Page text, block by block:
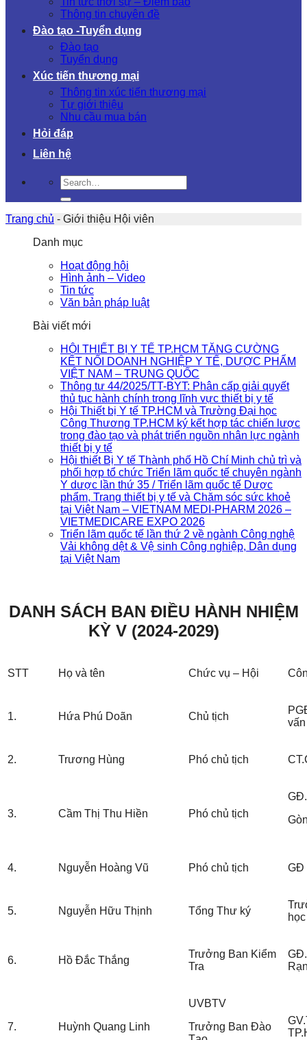
Thông tin chuyên đề
Đào tạo -Tuyển dụng
Đào tạo
Tuyển dụng
Xúc tiến thương mại
Thông tin xúc tiến thương mại
Tự giới thiệu
Nhu cầu mua bán
Hỏi đáp
Liên hệ
Trang chủ - Giới thiệu Hội viên
Danh mục
Hoạt động hội
Hình ảnh – Video
Tin tức
Văn bản pháp luật
Bài viết mới
HỘI THIẾT BỊ Y TẾ TP.HCM TĂNG CƯỜNG
KẾT NỐI DOANH NGHIỆP Y TẾ, DƯỢC PHẨM
VIỆT NAM – TRUNG QUỐC
Thông tư 44/2025/TT-BYT: Phân cấp giải quyết
thủ tục hành chính trong lĩnh vực thiết bị y tế
Hội Thiết bị Y tế TP.HCM và Trường Đại học
Công Thương TP.HCM ký kết hợp tác chiến lược
trong đào tạo và phát triển nguồn nhân lực ngành
thiết bị y tế
Hội thiết Bị Y tế Thành phố Hồ Chí Minh chủ trì và
phối hợp tổ chức Triển lãm quốc tế chuyên ngành
Y dược lần thứ 35 / Triển lãm quốc tế Dược
phẩm, Trang thiết bị y tế và Chăm sóc sức khoẻ
tại Việt Nam – VIETNAM MEDI-PHARM 2026 –
VIETMEDICARE EXPO 2026
Triển lãm quốc tế lần thứ 2 về ngành Công nghệ
Vải không dệt & Vệ sinh Công nghiệp, Dân dụng
tại Việt Nam
DANH SÁCH BAN ĐIỀU HÀNH NHIỆM
KỲ V (2024-2029)
STT Họ và tên Chức vụ – Hội
1. Hứa Phú Doãn Chủ tịch
2. Trương Hùng Phó chủ tịch
3. Cầm Thị Thu Hiền Phó chủ tịch
4. Nguyễn Hoàng Vũ Phó chủ tịch GĐ
5. Nguyễn Hữu Thịnh Tổng Thư ký
6. Hồ Đắc Thắng
Trưởng Ban Kiểm
Tra
7. Huỳnh Quang Linh
UVBTV
Trưởng Ban Đào